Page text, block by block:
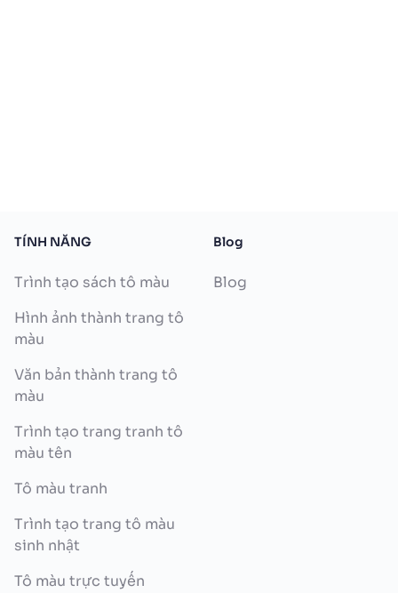
TÍNH NĂNG
Trình tạo sách tô màu
Hình ảnh thành trang tô
màu
Văn bản thành trang tô
màu
Trình tạo trang tranh tô
màu tên
Tô màu tranh
Trình tạo trang tô màu
sinh nhật
Tô màu trực tuyến
Blog
Blog